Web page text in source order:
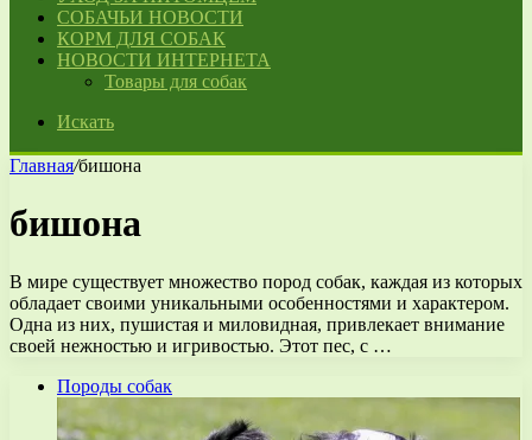
СОБАЧЬИ НОВОСТИ
КОРМ ДЛЯ СОБАК
НОВОСТИ ИНТЕРНЕТА
Товары для собак
Искать
Главная/бишона
бишона
В мире существует множество пород собак, каждая из которых
обладает своими уникальными особенностями и характером.
Одна из них, пушистая и миловидная, привлекает внимание
своей нежностью и игривостью. Этот пес, с …
Породы собак